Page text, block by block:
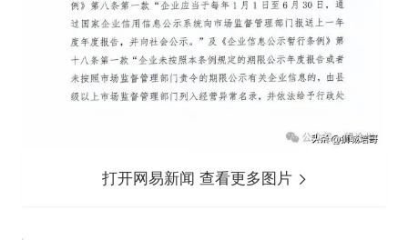
打开网易新闻 查看更多图片